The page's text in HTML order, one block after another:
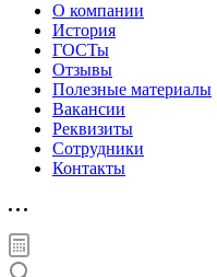
О компании
История
ГОСТы
Отзывы
Полезные материалы
Вакансии
Реквизиты
Сотрудники
Контакты